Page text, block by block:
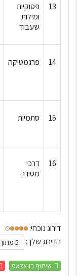
13
פסוקיות
ומילות
שעבוד
14 פרגמטיקה
15 סתמיות
16
דרכי
מסירה
דירוג נוכחי:
הדירוג שלך:
שיתוף בוואצאפ